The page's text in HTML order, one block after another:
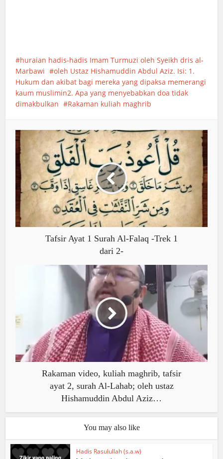
huraian hadis-hadis Imam Turmuzi oleh Syeikh dris al-
Marbawi
oleh Ustaz Hishamuddin Abdul Aziz. Isi: 1.
Hukum dan akibat bagi mereka yang dipaksa memerangi
kaum muslimin2. Apa yang menyebabkan doa tidak
dimakbulkan
Rakaman kuliah maghrib
Tafsir Ayat 1 Surah Al-Falaq -Trek 1
dari 2-
Rakaman video, kuliah maghrib, tafsir
ayat 2, surah Al-Lahab; oleh ustaz
Hishamuddin Abdul Aziz…
You may also like
Hadis Rasulullah (s.a.w)